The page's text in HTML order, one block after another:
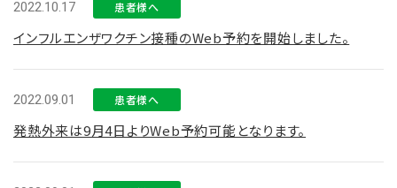
2022.10.17 患者様へ
インフルエンザワクチン接種のWeb予約を開始しました。
2022.09.01 患者様へ
発熱外来は9月4日よりWeb予約可能となります。